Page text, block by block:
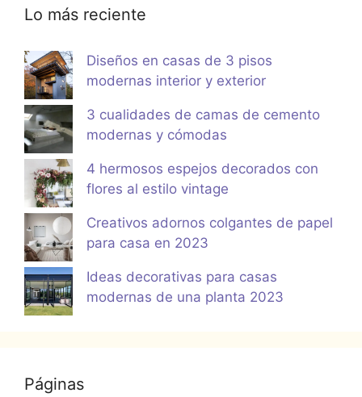
Lo más reciente
Diseños en casas de 3 pisos
modernas interior y exterior
3 cualidades de camas de cemento
modernas y cómodas
4 hermosos espejos decorados con
flores al estilo vintage
Creativos adornos colgantes de papel
para casa en 2023
Ideas decorativas para casas
modernas de una planta 2023
Páginas